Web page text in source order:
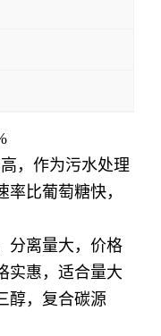
，作为污水处理
比葡萄糖快，
分离量大，价格
实惠，适合量大
醇，复合碳源